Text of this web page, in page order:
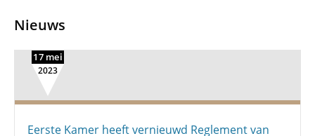
Nieuws
17 mei
2023
Eerste Kamer heeft vernieuwd Reglement van